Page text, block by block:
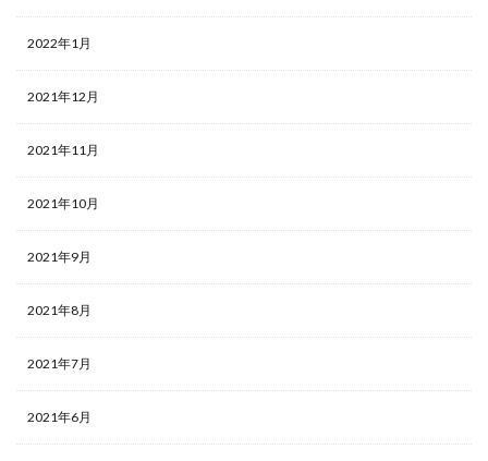
2022年1月
2021年12月
2021年11月
2021年10月
2021年9月
2021年8月
2021年7月
2021年6月